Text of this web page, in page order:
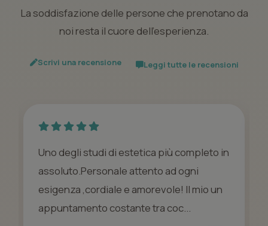
La soddisfazione delle persone che prenotano da
noi resta il cuore dell’esperienza.
Scrivi una recensione Leggi tutte le recensioni
Molto accogliente. Ambiente pulito e
professionale. Personale delicato e
gentile. Trattamenti molto soddisfacenti.